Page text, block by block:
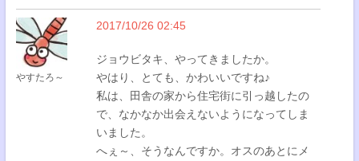
やすたろ～
2017/10/26 02:45
ジョウビタキ、やってきましたか。
やはり、とても、かわいいですね♪
私は、田舎の家から住宅街に引っ越したの
で、なかなか出会えないようになってしま
いました。
へぇ～、そうなんですか。オスのあとにメ